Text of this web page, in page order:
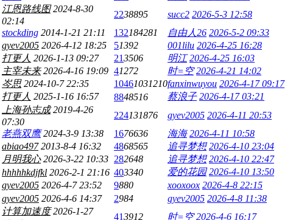
江恩路线图 2024-8-30
02:14
2238895 succ2 2026-5-3 12:58
stockding 2014-1-21 21:11 132184281 自由人26 2026-5-2 09:33
gyev2005 2026-4-12 18:25 51392 001lilu 2026-4-25 16:28
打更人 2026-1-13 09:27 213506 明江 2026-4-25 16:03
主宰未来 2026-4-16 19:09 41272 时=空 2026-4-21 14:02
岑思 2024-10-7 22:35 10461031210fanxinwuyou 2026-4-17 09:17
打更人 2025-1-16 16:57 8848516 蔡浪子 2026-4-17 03:21
上海孙志成 2019-4-26
07:30
224131876 gyev2005 2026-4-11 20:53
老燕双鹰 2024-3-9 13:38 1676636 海海 2026-4-11 10:58
abiao497 2013-8-4 16:32 4868565 追寻梦想 2026-4-10 23:04
月明我心 2026-3-22 10:33 282648 追寻梦想 2026-4-10 22:47
hhhhhkdjfkl 2026-2-1 21:16 403340 爱的花园 2026-4-10 13:50
gyev2005 2026-4-7 23:52 9880 xooxoox 2026-4-8 22:15
gyev2005 2026-4-6 14:37 2984 gyev2005 2026-4-8 11:38
计算加速度 2026-1-27
413912 时=空 2026-4-6 16:17